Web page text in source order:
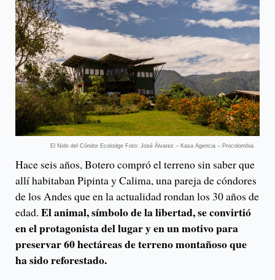
El Nido del Cóndor Ecolodge Foto: José Álvarez – Kasa Agencia – Procolombia
Hace seis años, Botero compró el terreno sin saber que
allí habitaban Pipinta y Calima, una pareja de cóndores
de los Andes que en la actualidad rondan los 30 años de
edad. El animal, símbolo de la libertad, se convirtió
en el protagonista del lugar y en un motivo para
preservar 60 hectáreas de terreno montañoso que
ha sido reforestado.